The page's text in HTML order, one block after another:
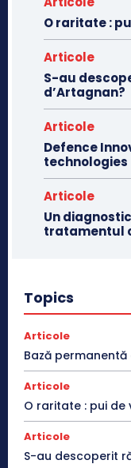
O raritate :
Articole
S-au
d’Artagnan?
Articole
Defence
technologies
Articole
Un
tratamentul
Topics
Articole
Bază permanentă
Articole
O raritate : pui de
Articole
S-au descoperit